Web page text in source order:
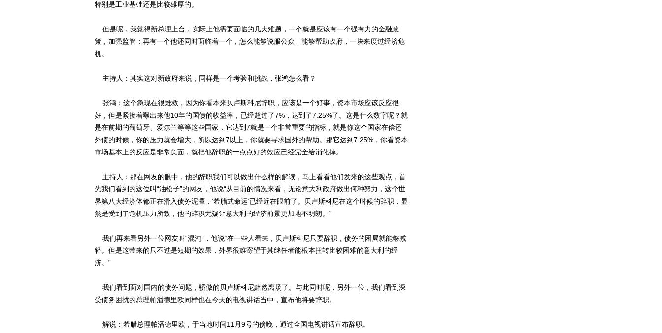
特别是工业基础还是比较雄厚的。
但是呢，我觉得新总理上台，实际上他需要面临的几大难题，一个就是应该有一个强有力的金融政
策，加强监管；再有一个他还同时面临着一个，怎么能够说服公众，能够帮助政府，一块来度过经济危
机。
主持人：其实这对新政府来说，同样是一个考验和挑战，张鸿怎么看？
张鸿：这个急现在很难救，因为你看本来贝卢斯科尼辞职，应该是一个好事，资本市场应该反应很
好，但是紧接着曝出来他10年的国债的收益率，已经超过了7%，达到了7.25%了。这是什么数字呢？就
是在前期的葡萄牙、爱尔兰等等这些国家，它达到7就是一个非常重要的指标，就是你这个国家在偿还
外债的时候，你的压力就会增大，所以达到7以上，你就要寻求国外的帮助。那它达到7.25%，你看资本
市场基本上的反应是非常负面，就把他辞职的一点点好的效应已经完全给消化掉。
主持人：那在网友的眼中，他的辞职我们可以做出什么样的解读，马上看看他们发来的这些观点，首
先我们看到的这位叫“油松子”的网友，他说“从目前的情况来看，无论意大利政府做出何种努力，这个世
界第八大经济体都正在滑入债务泥潭，‘希腊式命运’已经近在眼前了。贝卢斯科尼在这个时候的辞职，显
然是受到了危机压力所致，他的辞职无疑让意大利的经济前景更加地不明朗。”
我们再来看另外一位网友叫“混沌”，他说“在一些人看来，贝卢斯科尼只要辞职，债务的困局就能够减
轻。但是这带来的只不过是短期的效果，外界很难寄望于其继任者能根本扭转比较困难的意大利的经
济。”
我们看到面对国内的债务问题，骄傲的贝卢斯科尼黯然离场了。与此同时呢，另外一位，我们看到深
受债务困扰的总理帕潘德里欧同样也在今天的电视讲话当中，宣布他将要辞职。
解说：希腊总理帕潘德里欧，于当地时间11月9号的傍晚，通过全国电视讲话宣布辞职。